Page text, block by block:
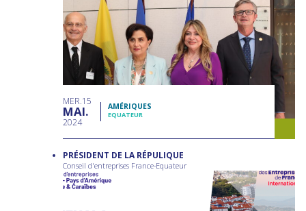
MER 15
MAI
2024
AMÉRIQUES
EQUATEUR
PRÉSIDENT DE LA RÉPULIQUE
Conseil d'entreprises France-Equateur